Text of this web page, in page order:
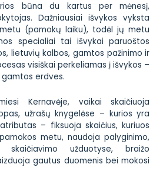
būna du kartus per mėnesį,
Dažniausiai išvykos vyksta
(pamokų laiku), todėl jų metu
specialiai tai išvykai paruoštos
lietuvių kalbos, gamtos pažinimo ir
visiškai perkeliamas į išvykos –
erdves.
Kernavėje, vaikai skaičiuoja
užrašų knygelėse – kurios yra
– fiksuoja skaičius, kuriuos
metu, naudoja palyginimo,
skaičiavimo užduotyse, braižo
gautus duomenis bei mokosi